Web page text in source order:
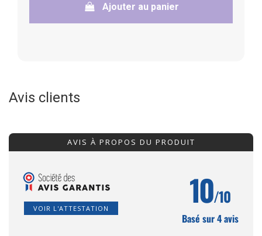
Ajouter au panier
Avis clients
AVIS À PROPOS DU PRODUIT
VOIR L'ATTESTATION 10/10
Basé sur 4 avis